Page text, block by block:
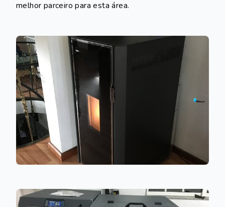
melhor parceiro para esta área.